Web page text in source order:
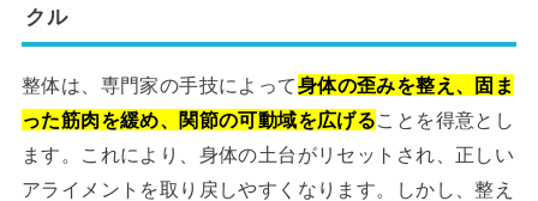
クル
整体は、専門家の手技によって身体の歪みを整え、固ま
った筋肉を緩め、関節の可動域を広げることを得意とし
ます。これにより、身体の土台がリセットされ、正しい
アライメントを取り戻しやすくなります。しかし、整え